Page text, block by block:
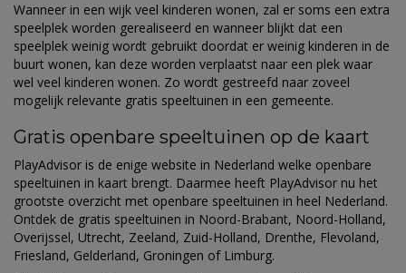
Wanneer in een wijk veel kinderen wonen, zal er soms een extra
speelplek worden gerealiseerd en wanneer blijkt dat een
speelplek weinig wordt gebruikt doordat er weinig kinderen in de
buurt wonen, kan deze worden verplaatst naar een plek waar
wel veel kinderen wonen. Zo wordt gestreefd naar zoveel
mogelijk relevante gratis speeltuinen in een gemeente.
Gratis openbare speeltuinen op de kaart
PlayAdvisor is de enige website in Nederland welke openbare
speeltuinen in kaart brengt. Daarmee heeft PlayAdvisor nu het
grootste overzicht met openbare speeltuinen in heel Nederland.
Ontdek de gratis speeltuinen in Noord-Brabant, Noord-Holland,
Overijssel, Utrecht, Zeeland, Zuid-Holland, Drenthe, Flevoland,
Friesland, Gelderland, Groningen of Limburg.